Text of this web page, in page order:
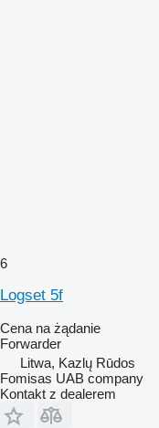
6
Logset 5f
Cena na żądanie
Forwarder
Litwa, Kazlų Rūdos
Fomisas UAB company
Kontakt z dealerem